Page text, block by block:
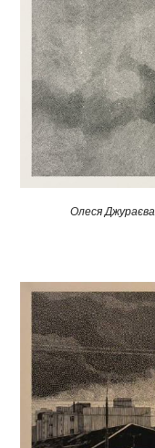
Олеся